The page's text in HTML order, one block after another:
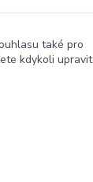
také pro
kdykoli upravit